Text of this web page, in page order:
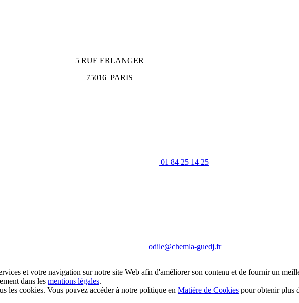
5 RUE ERLANGER
75016 PARIS
01 84 25 14 25
odile@chemla-guedj.fr
et votre navigation sur notre site Web afin d'améliorer son contenu et de fournir un
dans les mentions légales.
cookies. Vous pouvez accéder à notre politique en Matière de Cookies pour obtenir plus